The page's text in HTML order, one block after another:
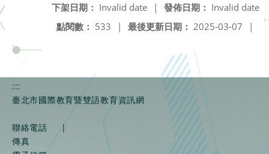
發佈日期： Invalid date
下架日期： Invalid date
|
最後更新日期： 2025-03-07 |
點閱數： 533 |
:::
臺北市國際教育暨雙語教育資訊網
聯絡電話
|
傳真